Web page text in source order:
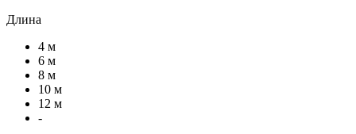
Длина
4 м
6 м
8 м
10 м
12 м
-